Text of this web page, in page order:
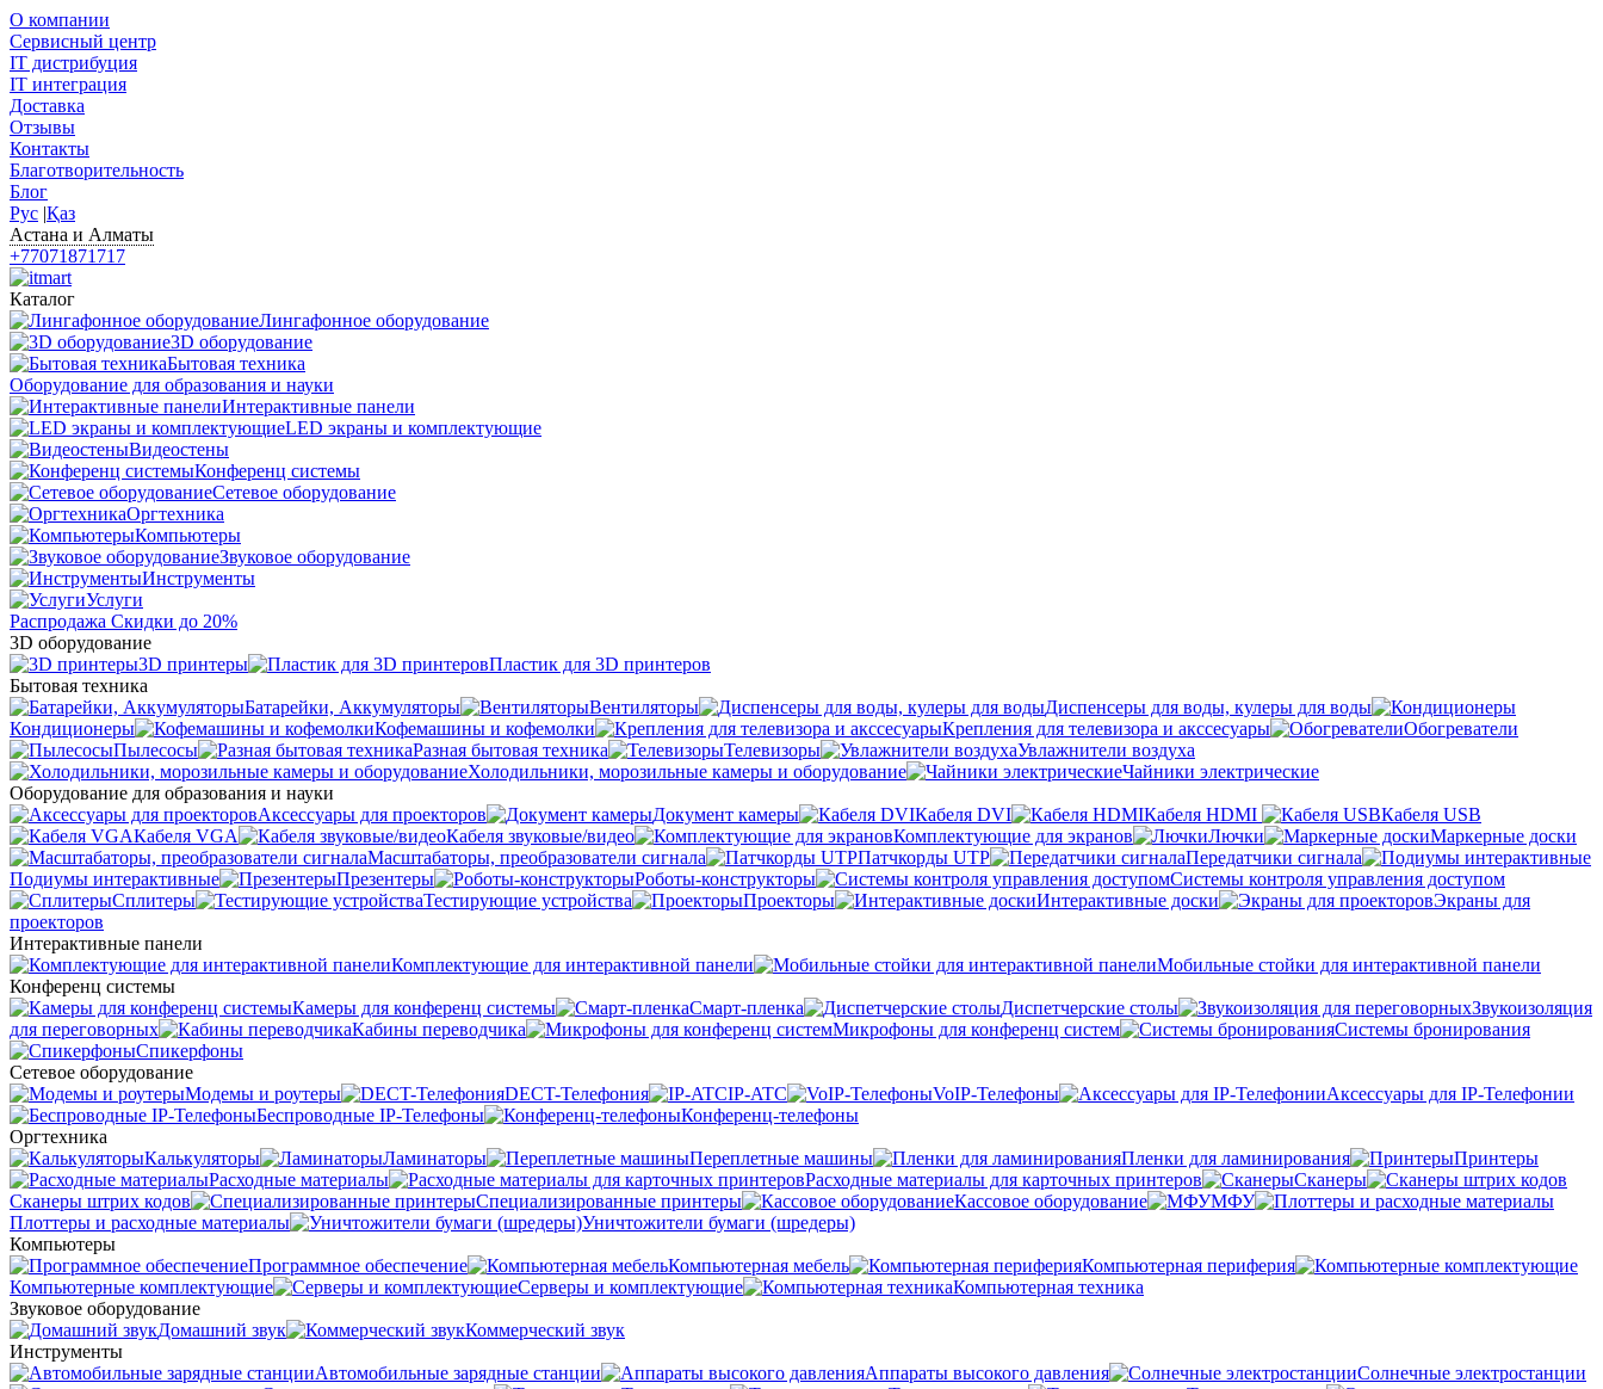
О компании
Сервисный центр
IT дистрибуция
IT интеграция
Доставка
Отзывы
Контакты
Благотворительность
Блог
Рус |Қаз
Астана и Алматы
+77071871717
Каталог
Лингафонное оборудование
3D оборудование
Бытовая техника
Оборудование для образования и науки
Интерактивные панели
LED экраны и комплектующие
Видеостены
Конференц системы
Сетевое оборудование
Оргтехника
Компьютеры
Звуковое оборудование
Инструменты
Услуги
Распродажа Скидки до 20%
3D оборудование
3D принтеры
Пластик для 3D принтеров
Бытовая техника
Батарейки, Аккумуляторы
Вентиляторы
Диспенсеры для воды, кулеры для воды
Кондиционеры
Кофемашины и кофемолки Крепления для телевизора и акссесуары
Обогреватели
Пылесосы
Разная бытовая техника Телевизоры
Увлажнители воздуха
Холодильники, морозильные камеры и оборудование
Чайники электрические
Оборудование для образования и науки
Аксессуары для проекторов
Документ камеры Кабеля DVI Кабеля HDMI
Кабеля USB
Кабеля VGA
Кабеля звуковые/видео Комплектующие для экранов Лючки
Маркерные доски
Масштабаторы, преобразователи сигнала
Патчкорды UTP
Передатчики сигнала
Подиумы интерактивные
Презентеры Роботы-конструкторы
Системы контроля управления доступом
Сплитеры
Тестирующие устройства Проекторы Интерактивные доски
Экраны для
проекторов
Интерактивные панели
Комплектующие для интерактивной панели
Мобильные стойки для интерактивной панели
Конференц системы
Камеры для конференц системы
Cмарт-пленка Диспетчерские столы
Звукоизоляция
для переговорных
Кабины переводчика Микрофоны для конференц систем
Системы бронирования
Спикерфоны
Сетевое оборудование
Модемы и роутеры
DECT-Телефония IP-ATC VoIP-Телефоны
Аксессуары для IP-Телефонии
Беспроводные IP-Телефоны
Конференц-телефоны
Оргтехника
Калькуляторы
Ламинаторы Переплетные машины Пленки для ламинирования
Принтеры
Расходные материалы
Расходные материалы для карточных принтеров
Сканеры
Сканеры штрих кодов
Специализированные принтеры Кассовое оборудование
МФУ
Плоттеры и расходные материалы
Уничтожители бумаги (шредеры)
Компьютеры
Программное обеспечение
Компьютерная мебель
Компьютерная периферия
Компьютерные комплектующие
Серверы и комплектующие
Компьютерная техника
Звуковое оборудование
Домашний звук
Коммерческий звук
Инструменты
Автомобильные зарядные станции
Аппараты высокого давления
Солнечные электростанции